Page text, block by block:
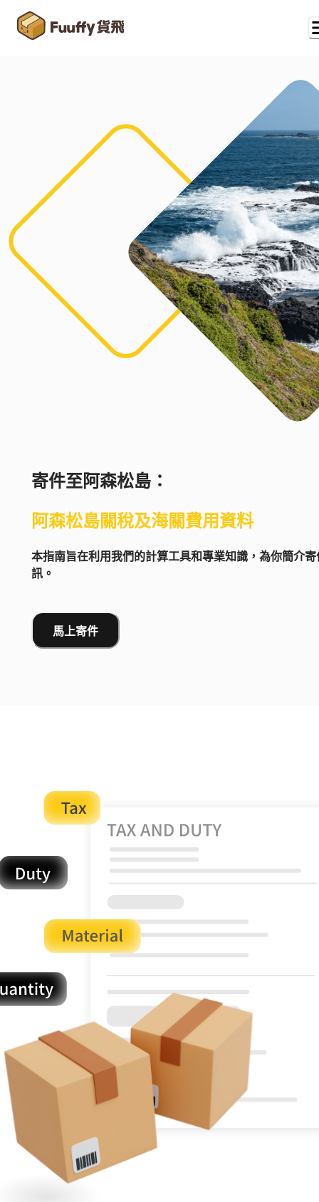
寄件至阿森松島 ：
阿森松島關稅及海關費用資料
本指南旨在利用我們的計算工具和專業知識，為你簡介
訊。
馬上寄件